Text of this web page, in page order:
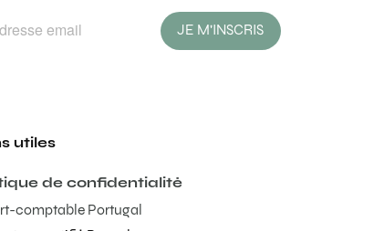
JE M'INSCRIS
utiles
de confidentialité
comptable Portugal